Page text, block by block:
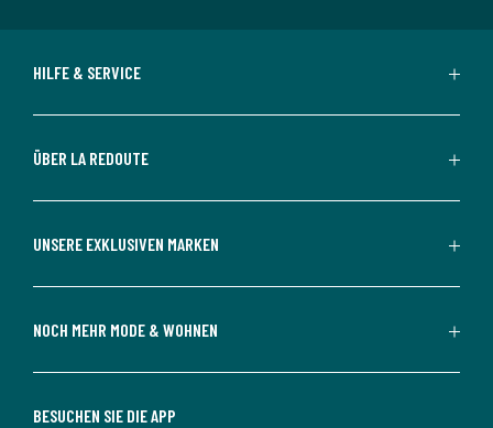
HILFE & SERVICE
ÜBER LA REDOUTE
UNSERE EXKLUSIVEN MARKEN
NOCH MEHR MODE & WOHNEN
BESUCHEN SIE DIE APP